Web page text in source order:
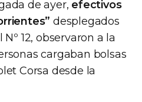
de ayer, efectivos
desplegados
12, observaron a la
cargaban bolsas
Corsa desde la